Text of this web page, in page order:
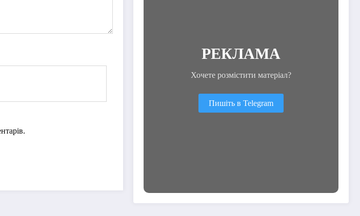
РЕКЛАМА
Хочете розмістити матеріал?
Пишіть в Telegram